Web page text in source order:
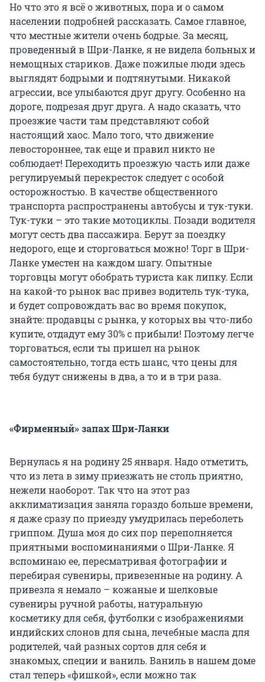
Но что это я всё о животных, пора и о самом
населении подробней рассказать. Самое главное,
что местные жители очень бодрые. За месяц,
проведенный в Шри-Ланке, я не видела больных и
немощных стариков. Даже пожилые люди здесь
выглядят бодрыми и подтянутыми. Никакой
агрессии, все улыбаются друг другу. Особенно на
дороге, подрезая друг друга. А надо сказать, что
проезжие части там представляют собой
настоящий хаос. Мало того, что движение
левостороннее, так еще и правил никто не
соблюдает! Переходить проезжую часть или даже
регулируемый перекресток следует с особой
осторожностью. В качестве общественного
транспорта распространены автобусы и тук-туки.
Тук-туки – это такие мотоциклы. Позади водителя
могут сесть два пассажира. Берут за поездку
недорого, еще и сторговаться можно! Торг в Шри-
Ланке уместен на каждом шагу. Опытные
торговцы могут обобрать туриста как липку. Если
на какой-то рынок вас привез водитель тук-тука,
и будет сопровождать вас во время покупок,
знайте: продавцы с рынка, у которых вы что-либо
купите, отдадут ему 30% с прибыли! Поэтому легче
торговаться, если ты пришел на рынок
самостоятельно, тогда есть шанс, что цены для
тебя будут снижены в два, а то и в три раза.
«Фирменный» запах Шри-Ланки
Вернулась я на родину 25 января. Надо отметить,
что из лета в зиму приезжать не столь приятно,
нежели наоборот. Так что на этот раз
акклиматизация заняла гораздо больше времени,
я даже сразу по приезду умудрилась переболеть
гриппом. Душа моя до сих пор переполняется
приятными воспоминаниями о Шри-Ланке. Я
вспоминаю ее, пересматривая фотографии и
перебирая сувениры, привезенные на родину. А
привезла я немало – кожаные и шелковые
сувениры ручной работы, натуральную
косметику для себя, футболки с изображениями
индийских слонов для сына, лечебные масла для
родителей, чай разных сортов для себя и
знакомых, специи и ваниль. Ваниль в нашем доме
стал теперь «фишкой», если можно так